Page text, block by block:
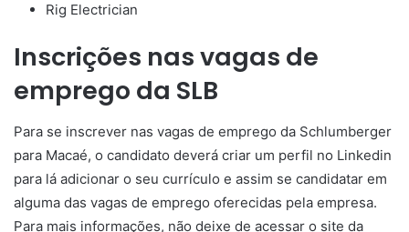
Rig Electrician
Inscrições nas vagas de
emprego da SLB
Para se inscrever nas vagas de emprego da Schlumberger
para Macaé, o candidato deverá criar um perfil no Linkedin
para lá adicionar o seu currículo e assim se candidatar em
alguma das vagas de emprego oferecidas pela empresa.
Para mais informações, não deixe de acessar o site da